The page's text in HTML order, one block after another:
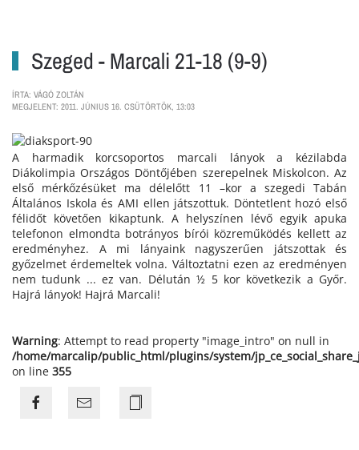
Szeged - Marcali 21-18 (9-9)
ÍRTA: VÁGÓ ZOLTÁN
MEGJELENT: 2011. JÚNIUS 16. CSÜTÖRTÖK, 13:03
A harmadik korcsoportos marcali lányok a kézilabda
Diákolimpia Országos Döntőjében szerepelnek Miskolcon. Az
első mérkőzésüket ma délelőtt 11 –kor a szegedi Tabán
Általános Iskola és AMI ellen játszottuk. Döntetlent hozó első
félidőt követően kikaptunk. A helyszínen lévő egyik apuka
telefonon elmondta botrányos bírói közreműködés kellett az
eredményhez. A mi lányaink nagyszerűen játszottak és
győzelmet érdemeltek volna. Változtatni ezen az eredményen
nem tudunk ... ez van. Délután ½ 5 kor következik a Győr.
Hajrá lányok! Hajrá Marcali!
Warning: Attempt to read property "image_intro" on null in
/home/marcalip/public_html/plugins/system/
on line 355